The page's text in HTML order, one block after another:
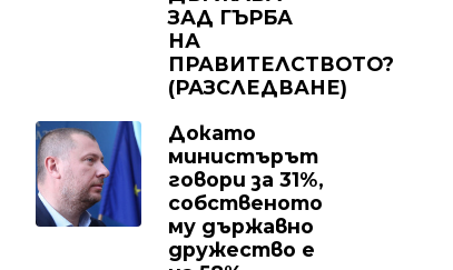
ЗАД ГЪРБА
НА
ПРАВИТЕЛСТВОТО?
(РАЗСЛЕДВАНЕ)
Докато
министърът
говори за 31%,
собственото
му държавно
дружество е